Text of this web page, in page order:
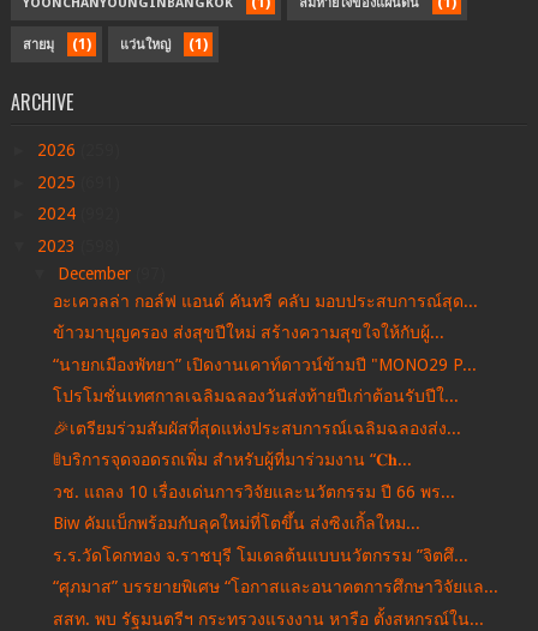
สายมุ (1) แว่นใหญ่ (1)
ARCHIVE
2026
2025
2024
2023
December
อะเควลล่า กอล์ฟ แอนด์ คันทรี คลับ มอบประสบการณ์สุด...
ข้าวมาบุญครอง ส่งสุขปีใหม่ สร้างความสุขใจให้กับผู้...
“นายกเมืองพัทยา” เปิดงานเคาท์ดาวน์ข้ามปี "MONO29 P...
โปรโมชั่นเทศกาลเฉลิมฉลองวันส่งท้ายปีเก่าต้อนรับปีใ...
🎉เตรียมร่วมสัมผัสที่สุดแห่งประสบการณ์เฉลิมฉลองส่ง...
🚦บริการจุดจอดรถเพิ่ม สำหรับผู้ที่มาร่วมงาน “𝐂𝐡...
วช. แถลง 10 เรื่องเด่นการวิจัยและนวัตกรรม ปี 66 พร...
Biw คัมแบ็กพร้อมกับลุคใหม่ที่โตขึ้น ส่งซิงเกิ้ลใหม...
ร.ร.วัดโคกทอง จ.ราชบุรี โมเดลต้นแบบนวัตกรรม ”จิตศึ...
“ศุภมาส” บรรยายพิเศษ “โอกาสและอนาคตการศึกษาวิจัยแล...
สสท. พบ รัฐมนตรีฯ กระทรวงแรงงาน หารือ ตั้งสหกรณ์ใน...